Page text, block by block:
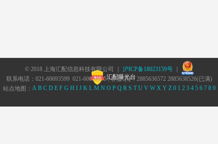
© 2018 上海汇配信息科技有限公司 ｜ 沪ICP备18023159号｜
汇配曝光台
联系电话：021-60693599 021-60693555 | 客服QQ：2885636572 2885638526(已满)
站点地图： A B C D E F G H I J K L M N O P Q R S T U V W X Y Z 0 1 2 3 4 5 6 7 8 9